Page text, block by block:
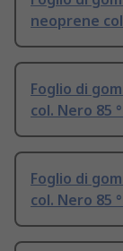
neoprene
Foglio di
col. Nero 85
Foglio di
col. Nero 85